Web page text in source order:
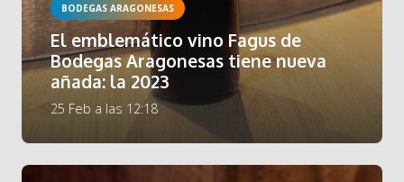
BODEGAS ARAGONESAS
El emblemático vino Fagus de
Bodegas Aragonesas tiene nueva
añada: la 2023
25 Feb a las 12:18